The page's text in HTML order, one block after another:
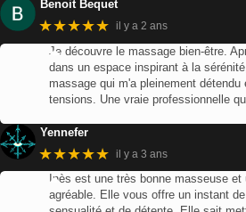
Benoit Bequet
★★★★★ il y a 2 ans
Je découvre le massage bien-être.
dans un espace inspirant à la
massage qui m'a pleinement
tensions. Une vraie professionnelle
Yennefer
★★★★★ il y a 3 ans
Inès est une très bonne masseuse et
agréable. Elle vous offre un instant